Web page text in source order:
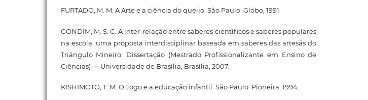
FURTADO, M. M. A Arte e a ciência do queijo. São Paulo: Globo, 1991.
GONDIM, M. S. C. A inter-relação entre saberes científicos e saberes populares
na escola: uma proposta interdisciplinar baseada em saberes das artesãs do
Triângulo Mineiro. Dissertação (Mestrado Profissionalizante em Ensino de
Ciências) — Universidade de Brasília, Brasília, 2007.
KISHIMOTO, T. M. O Jogo e a educação infantil. São Paulo: Pioneira, 1994.